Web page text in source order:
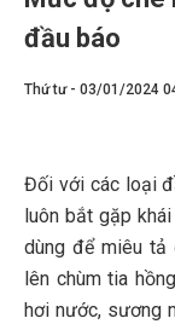
đầu báo
Thứ tư - 03/01/2024
Đối với các loại
luôn bắt gặp
dùng để miêu tả
lên chùm tia
hơi nước, sương